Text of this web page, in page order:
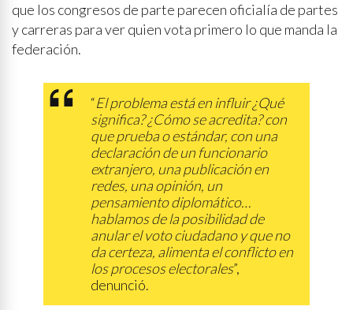
que los congresos de parte parecen oficialía de partes
y carreras para ver quien vota primero lo que manda la
federación.
“El problema está en influir ¿Qué
significa? ¿Cómo se acredita? con
que prueba o estándar, con una
declaración de un funcionario
extranjero, una publicación en
redes, una opinión, un
pensamiento diplomático…
hablamos de la posibilidad de
anular el voto ciudadano y que no
da certeza, alimenta el conflicto en
los procesos electorales”,
denunció.